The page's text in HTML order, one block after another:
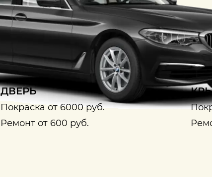
ДВЕРЬ
Покраска от 6000 руб.
Ремонт от 600 руб.